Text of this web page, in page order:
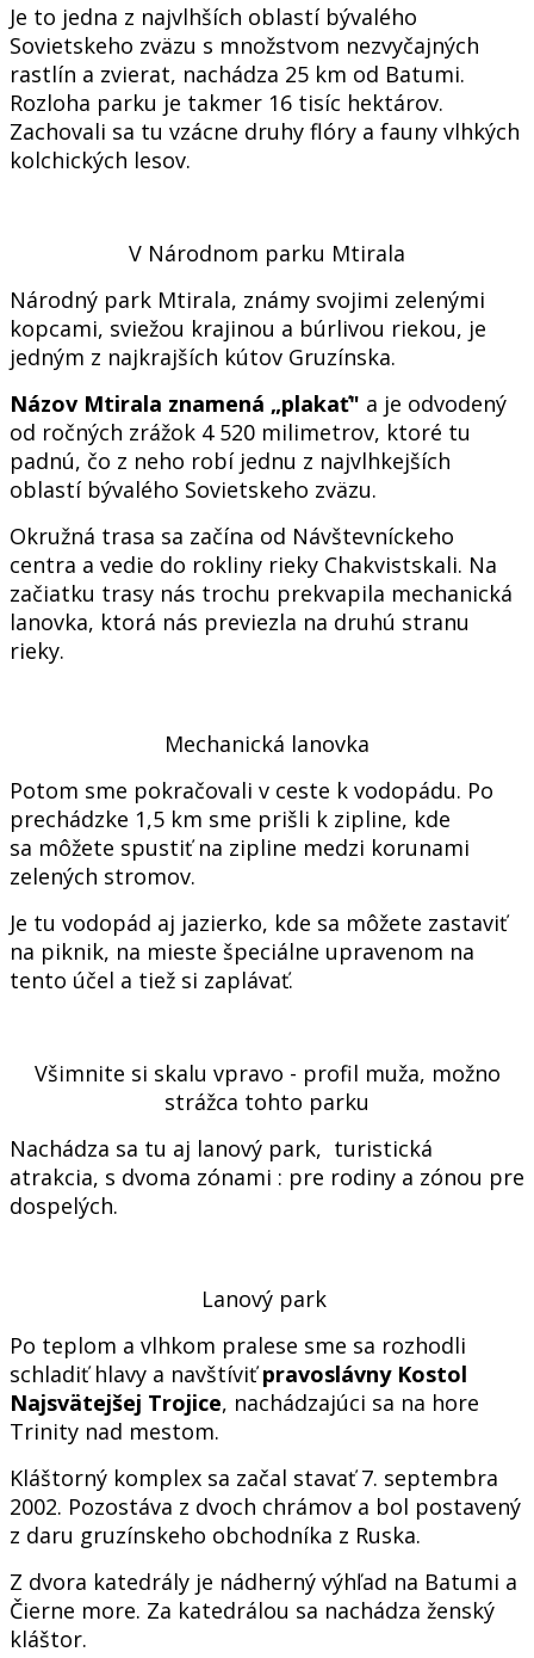
Je to jedna z najvlhších oblastí bývalého
Sovietskeho zväzu s množstvom nezvyčajných
rastlín a zvierat, nachádza 25 km od Batumi.
Rozloha parku je takmer 16 tisíc hektárov.
Zachovali sa tu vzácne druhy flóry a fauny vlhkých
kolchických lesov.
V Národnom parku Mtirala
Národný park Mtirala, známy svojimi zelenými
kopcami, sviežou krajinou a búrlivou riekou, je
jedným z najkrajších kútov Gruzínska.
Názov Mtirala znamená „plakať" a je odvodený
od ročných zrážok 4 520 milimetrov, ktoré tu
padnú, čo z neho robí jednu z najvlhkejších
oblastí bývalého Sovietskeho zväzu.
Okružná trasa sa začína od Návštevníckeho
centra a vedie do rokliny rieky Chakvistskali. Na
začiatku trasy nás trochu prekvapila mechanická
lanovka, ktorá nás previezla na druhú stranu
rieky.
Mechanická lanovka
Potom sme pokračovali v ceste k vodopádu. Po
prechádzke 1,5 km sme prišli k zipline, kde
sa môžete spustiť na zipline medzi korunami
zelených stromov.
Je tu vodopád aj jazierko, kde sa môžete zastaviť
na piknik, na mieste špeciálne upravenom na
tento účel a tiež si zaplávať.​
Všimnite si skalu vpravo - profil muža, možno
strážca tohto parku
Nachádza sa tu aj lanový park, turistická
atrakcia, s dvoma zónami : pre rodiny a zónou pre
dospelých.
Lanový park
Po teplom a vlhkom pralese sme sa rozhodli
schladiť hlavy a navštíviťpravoslávny Kostol
Najsvätejšej Trojice, nachádzajúci sa na hore
Trinity nad mestom.
Kláštorný komplex sa začal stavať 7. septembra
2002. Pozostáva z dvoch chrámov a bol postavený
z daru gruzínskeho obchodníka z Ruska.
Z dvora katedrály je nádherný výhľad na Batumi a
Čierne more. Za katedrálou sa nachádza ženský
kláštor.